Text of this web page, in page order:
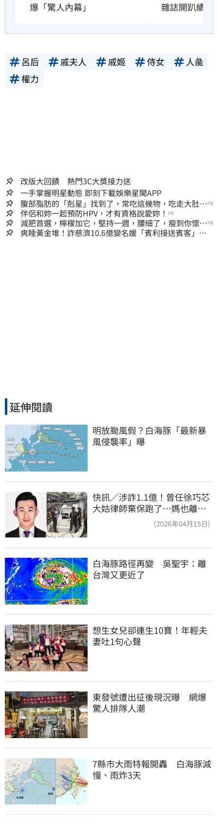
爆「驚人內幕」
雜誌開趴續命
呂后 戚夫人 戚姬 侍女
人彘
權力
改版大回饋 熱門3C大獎接力送
一手掌握明星動態 即刻下載娛樂星聞APP
腹部脂肪的「剋星」找到了，常吃這幾物，吃走大肚
囊，瘦出小蠻腰
PR
伴侶和妳一起預防HPV，才有資格說愛妳！ PR
減肥首選，檸檬加它，堅持一週，腰細了，瘦到你懷疑
人生
PR
爽睡黃金堆！詐慈濟10.6億變名媛「賓利接送賓客」女
延伸閱讀
明放颱風假？白海豚「最新暴
風侵襲率」曝
快訊／涉詐1.1億！曾任徐巧芯
大姑律師棄保跑了…媽也離
(2026年04月15日)
白海豚路徑再變　吳聖宇：離
台灣又更近了
想生女兒卻連生10寶！年輕夫
妻吐1句心聲
東發號遭出征後現況曝　網爆
驚人排隊人潮
7縣市大雨特報開轟　白海豚減
慢、雨炸3天